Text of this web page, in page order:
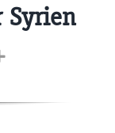
Syrien